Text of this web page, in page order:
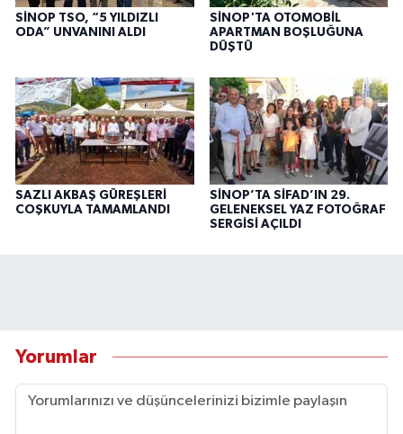
SİNOP TSO, “5 YILDIZLI
ODA” UNVANINI ALDI
SİNOP'TA OTOMOBİL
APARTMAN BOŞLUĞUNA
DÜŞTÜ
SAZLI AKBAŞ GÜREŞLERİ
COŞKUYLA TAMAMLANDI
SİNOP’TA SİFAD’IN 29.
GELENEKSEL YAZ FOTOĞRAF
SERGİSİ AÇILDI
Yorumlar